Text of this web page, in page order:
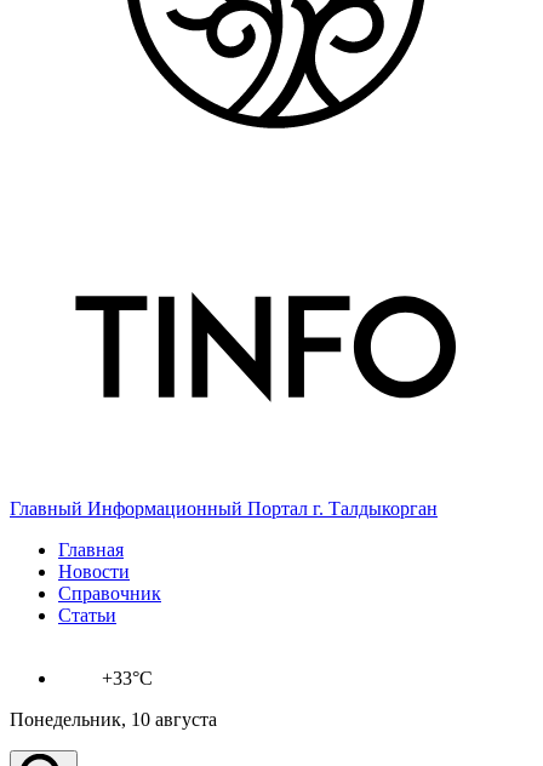
Главный Информационный Портал г. Талдыкорган
Главная
Новости
Справочник
Статьи
+33°C
Понедельник, 10 августа